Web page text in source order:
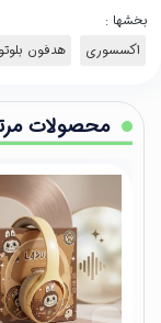
بخشها :
اکسسوری
هدفون
محصولات